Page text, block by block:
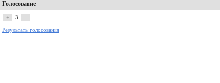
Голосование
+ 3 –
Результаты голосования